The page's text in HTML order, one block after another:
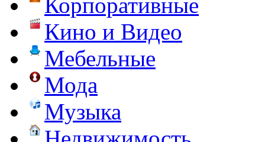
Кино и Видео
Мебельные
Мода
Музыка